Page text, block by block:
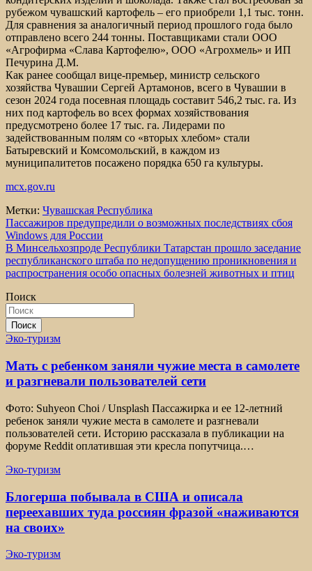
рубежом чувашский картофель – его приобрели 1,1 тыс. тонн.
Для сравнения за аналогичный период прошлого года было
отправлено всего 244 тонны. Поставщиками стали ООО
«Агрофирма «Слава Картофелю», ООО «Агрохмель» и ИП
Печурина Д.М.
Как ранее сообщал вице-премьер, министр сельского
хозяйства Чувашии Сергей Артамонов, всего в Чувашии в
сезон 2024 года посевная площадь составит 546,2 тыс. га. Из
них под картофель во всех формах хозяйствования
предусмотрено более 17 тыс. га. Лидерами по
задействованным полям со «вторых хлебом» стали
Батыревский и Комсомольский, в каждом из
муниципалитетов посажено порядка 650 га культуры.
mcx.gov.ru
Метки: Чувашская Республика
Навигация
по
записям
Пассажиров предупредили о возможных последствиях сбоя
Windows для России
В Минсельхозпроде Республики Татарстан прошло заседание
республиканского штаба по недопущению проникновения и
распространения особо опасных болезней животных и птиц
Поиск
Поиск
Эко-туризм
Мать с ребенком заняли чужие места в самолете
и разгневали пользователей сети
Фото: Suhyeon Choi / Unsplash Пассажирка и ее 12-летний
ребенок заняли чужие места в самолете и разгневали
пользователей сети. Историю рассказала в публикации на
форуме Reddit оплатившая эти кресла попутчица.…
Эко-туризм
Блогерша побывала в США и описала
переехавших туда россиян фразой «наживаются
на своих»
Эко-туризм